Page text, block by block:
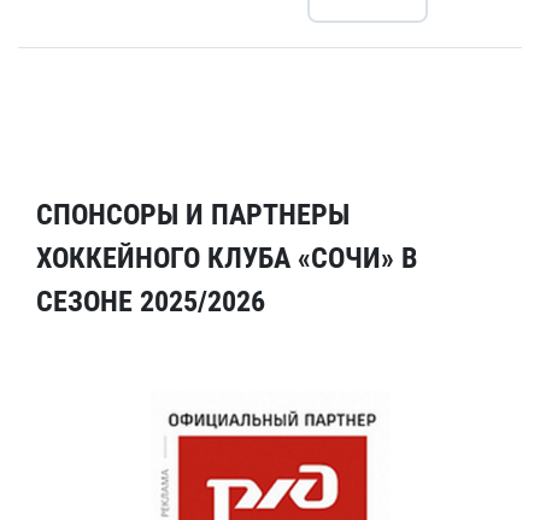
СПОНСОРЫ И ПАРТНЕРЫ
ХОККЕЙНОГО КЛУБА «СОЧИ» В
СЕЗОНЕ 2025/2026